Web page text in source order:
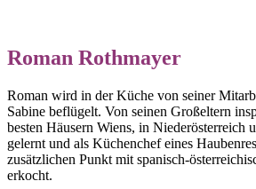
Roman Rothmayer
Roman wird in der Küche von seiner
Sabine beflügelt. Von seinen Großeltern
besten Häusern Wiens, in Niederösterreich
gelernt und als Küchenchef eines
zusätzlichen Punkt mit spanisch-
erkocht.